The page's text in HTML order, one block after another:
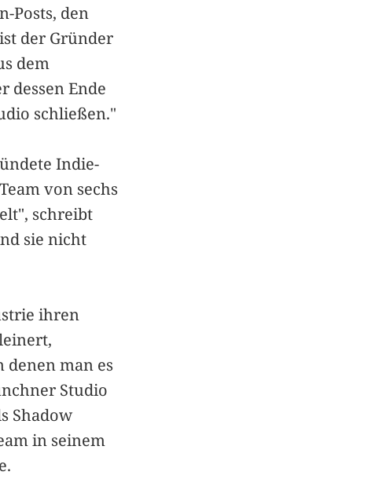
Posts, den
der Gründer
dem
dessen Ende
schließen."
Indie-
von sechs
schreibt
sie nicht
ihren
denen man es
Studio
Shadow
in seinem